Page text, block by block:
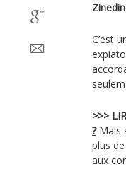
C’est
>>>
?Mais
plus
aux